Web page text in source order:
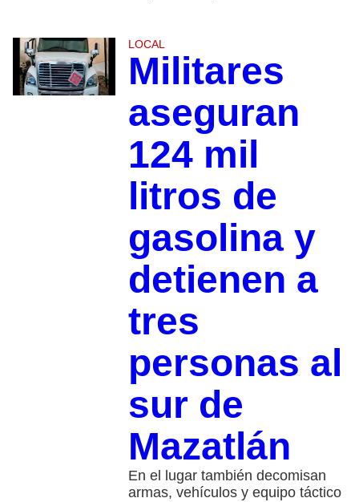
LOCAL
Militares
aseguran
124 mil
litros de
gasolina y
detienen a
tres
personas al
sur de
Mazatlán
En el lugar también decomisan
armas, vehículos y equipo táctico